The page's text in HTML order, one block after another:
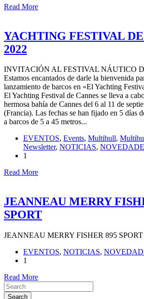
Read More
YACHTING FESTIVAL
2022
INVITACIÓN AL FESTIVAL NÁUTICO
Estamos encantados de darle la bienvenida
lanzamiento de barcos en «El Yachting
El Yachting Festival de Cannes se lleva a
hermosa bahía de Cannes del 6 al 11 de
(Francia). Las fechas se han fijado en 5 días
a barcos de 5 a 45 metros...
EVENTOS, Events, Multihull,
Newsletter, NOTICIAS,
1
Read More
JEANNEAU MERRY
SPORT
JEANNEAU MERRY FISHER 895 SPORT
EVENTOS, NOTICIAS,
1
Read More
Search